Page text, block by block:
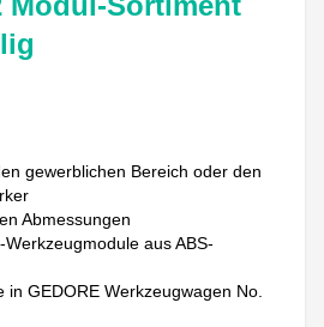
gewerblichen Bereich oder den
Abmessungen
aus ABS-
GEDORE Werkzeugwagen No.